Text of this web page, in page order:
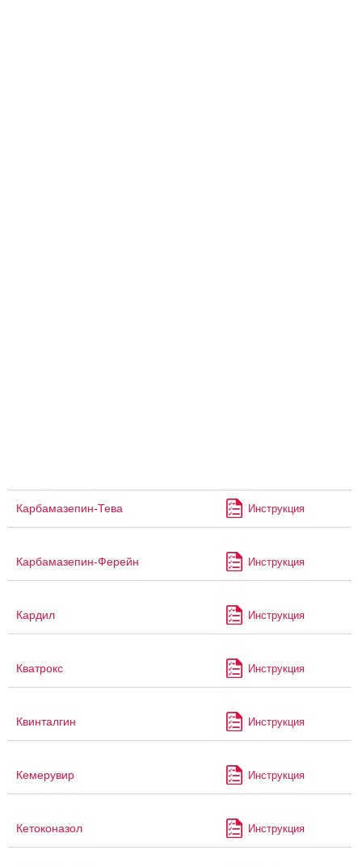
Карбамазепин-Тева Инструкция
Карбамазепин-Ферейн Инструкция
Кардил Инструкция
Кватрокс Инструкция
Квинталгин Инструкция
Кемерувир Инструкция
Кетоконазол Инструкция